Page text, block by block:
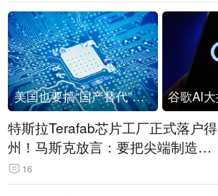
美国也要搞“国产替代”？先算清三笔账
特斯拉Terafab芯片工厂正式落户得
州！马斯克放言：要把尖端制造带
回美国
16